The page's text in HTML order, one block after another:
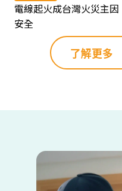
電線起火成台灣火災主
安全
了解更多